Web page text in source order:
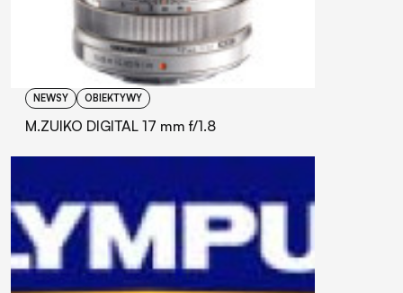
NEWSY OBIEKTYWY
M.ZUIKO DIGITAL 17 mm f/1.8